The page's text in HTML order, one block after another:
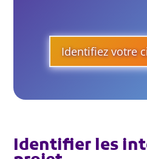
Identifiez votre
Identifier les